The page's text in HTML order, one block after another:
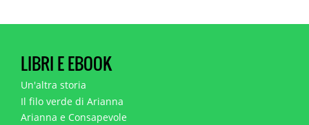
LIBRI E EBOOK
Un'altra storia
Il filo verde di Arianna
Arianna e Consapevole